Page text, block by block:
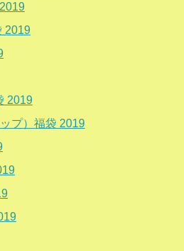
2019
2019
プ）福袋 2019